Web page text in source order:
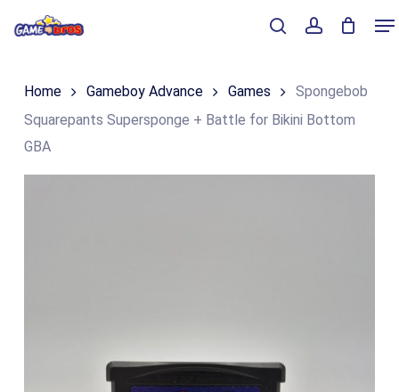
content
Winkelmand
Home Gameboy Advance Games
Spongebob
Squarepants Supersponge + Battle for Bikini Bottom
GBA